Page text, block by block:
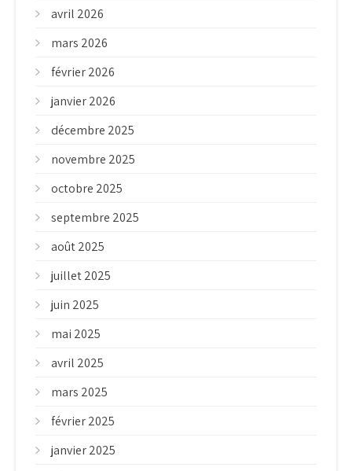
avril 2026
mars 2026
février 2026
janvier 2026
décembre 2025
novembre 2025
octobre 2025
septembre 2025
août 2025
juillet 2025
juin 2025
mai 2025
avril 2025
mars 2025
février 2025
janvier 2025